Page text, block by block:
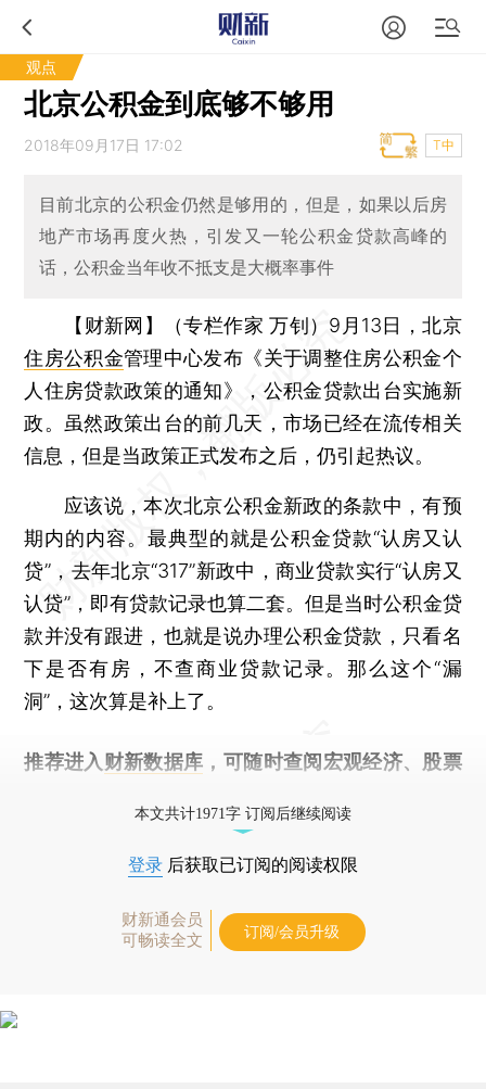
观点
北京公积金到底够不够用
2018年09月17日 17:02 T中
目前北京的公积金仍然是够用的，但是，如果以后房
地产市场再度火热，引发又一轮公积金贷款高峰的
话，公积金当年收不抵支是大概率事件
【财新网】（专栏作家 万钊） 9月13日，北京
住房公积金管理中心发布《关于调整住房公积金个
人住房贷款政策的通知》，公积金贷款出台实施新
政。虽然政策出台的前几天，市场已经在流传相关
信息，但是当政策正式发布之后，仍引起热议。
应该说，本次北京公积金新政的条款中，有预
期内的内容。最典型的就是公积金贷款“认房又认
贷”，去年北京“317”新政中，商业贷款实行“认房又
认贷”，即有贷款记录也算二套。但是当时公积金贷
款并没有跟进，也就是说办理公积金贷款，只看名
下是否有房，不查商业贷款记录。那么这个“漏
洞”，这次算是补上了。
推荐进入 财新数据库 ，可随时查阅宏观经济、股票
本文共计1971字 订阅后继续阅读
登录 后获取已订阅的阅读权限
财新通会员
可畅读全文
订阅/会员升级